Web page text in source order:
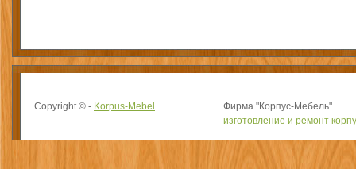
Copyright © - Korpus-Mebel
Фирма "Корпус-Мебель"
изготовление и ремонт